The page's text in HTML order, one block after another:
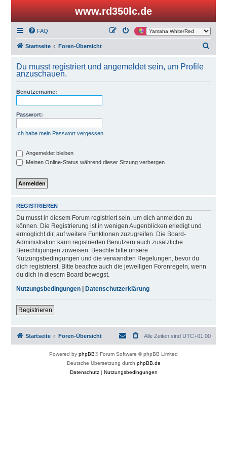
www.rd350lc.de
FAQ
Startseite Foren-Übersicht
h
Du musst registriert und angemeldet sein, um Profile
anzuschauen.
Benutzername:
Passwort:
Ich habe mein Passwort vergessen
Angemeldet bleiben
Meinen Online-Status während dieser Sitzung verbergen
REGISTRIEREN
Du musst in diesem Forum registriert sein, um dich anmelden zu
können. Die Registrierung ist in wenigen Augenblicken erledigt und
ermöglicht dir, auf weitere Funktionen zuzugreifen. Die Board-
Administration kann registrierten Benutzern auch zusätzliche
Berechtigungen zuweisen. Beachte bitte unsere
Nutzungsbedingungen und die verwandten Regelungen, bevor du
dich registrierst. Bitte beachte auch die jeweiligen Forenregeln, wenn
du dich in diesem Board bewegst.
Nutzungsbedingungen| Datenschutzerklärung
Registrieren
Startseite Foren-Übersicht Alle Zeiten sind UTC+01:00
Powered by phpBB® Forum Software © phpBB Limited
Deutsche Übersetzung durch phpBB.de
Datenschutz| Nutzungsbedingungen